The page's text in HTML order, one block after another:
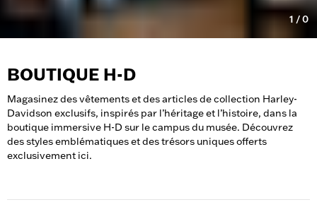
1 /0
BOUTIQUE H-D
Magasinez des vêtements et des articles de collection Harley-
Davidson exclusifs, inspirés par l’héritage et l’histoire, dans la
boutique immersive H-D sur le campus du musée. Découvrez
des styles emblématiques et des trésors uniques offerts
exclusivement ici.